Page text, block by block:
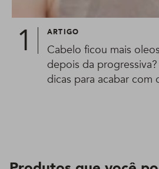
ARTIGO
Cabelo ficou mais
depois da
dicas para acabar com